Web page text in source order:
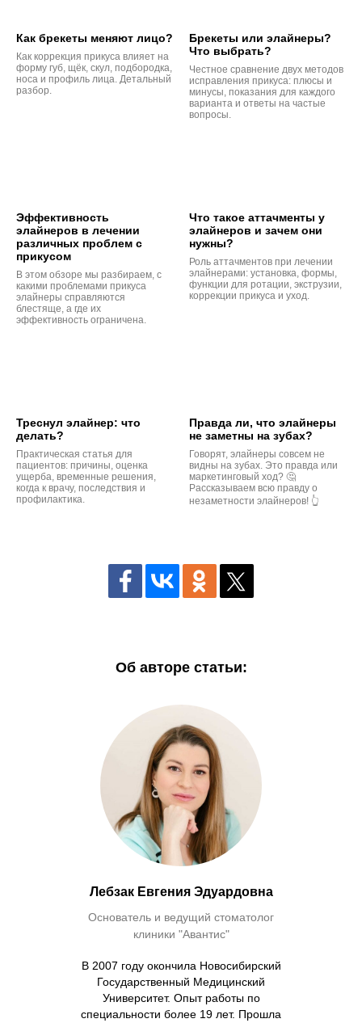
Как брекеты меняют лицо?
Как коррекция прикуса влияет на
форму губ, щёк, скул, подбородка,
носа и профиль лица. Детальный
разбор.
Брекеты или элайнеры?
Что выбрать?
Честное сравнение двух методов
исправления прикуса: плюсы и
минусы, показания для каждого
варианта и ответы на частые
вопросы.
Эффективность
элайнеров в лечении
различных проблем с
прикусом
В этом обзоре мы разбираем, с
какими проблемами прикуса
элайнеры справляются
блестяще, а где их
эффективность ограничена.
Что такое аттачменты у
элайнеров и зачем они
нужны?
Роль аттачментов при лечении
элайнерами: установка, формы,
функции для ротации, экструзии,
коррекции прикуса и уход.
Треснул элайнер: что
делать?
Практическая статья для
пациентов: причины, оценка
ущерба, временные решения,
когда к врачу, последствия и
профилактика.
Правда ли, что элайнеры
не заметны на зубах?
Говорят, элайнеры совсем не
видны на зубах. Это правда или
маркетинговый ход? 🤔
Рассказываем всю правду о
незаметности элайнеров! 👆
Об авторе статьи:
Лебзак Евгения Эдуардовна
Основатель и ведущий стоматолог
клиники "Авантис"
В 2007 году окончила Новосибирский
Государственный Медицинский
Университет. Опыт работы по
специальности более 19 лет. Прошла